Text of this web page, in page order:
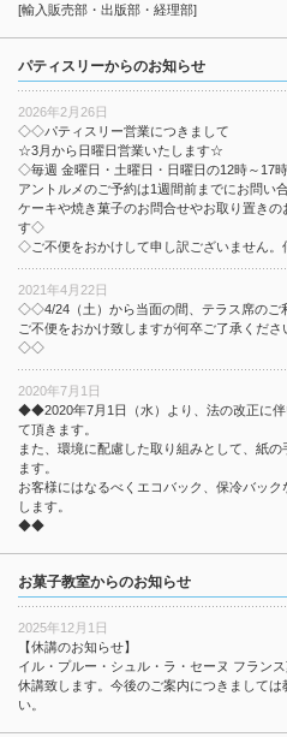
[輸入販売部・出版部・経理部]
パティスリーからのお知らせ
2026年2月26日
◇◇パティスリー営業につきまして
☆3月から日曜日営業いたします☆
◇毎週 金曜日・土曜日・日曜日の12時～17
アントルメのご予約は1週間前までにお問い
ケーキや焼き菓子のお問合せやお取り置き
す◇
◇ご不便をおかけして申し訳ございません
2021年4月22日
◇◇4/24（土）から当面の間、テラス席のご
ご不便をおかけ致しますが何卒ご了承くださ
◇◇
2020年7月1日
◆◆2020年7月1日（水）より、法の改正に
て頂きます。
また、環境に配慮した取り組みとして、紙
ます。
お客様にはなるべくエコバック、保冷バッ
します。
◆◆
お菓子教室からのお知らせ
2025年12月1日
【休講のお知らせ】
イル・プルー・シュル・ラ・セーヌ フラン
休講致します。今後のご案内につきまして
い。